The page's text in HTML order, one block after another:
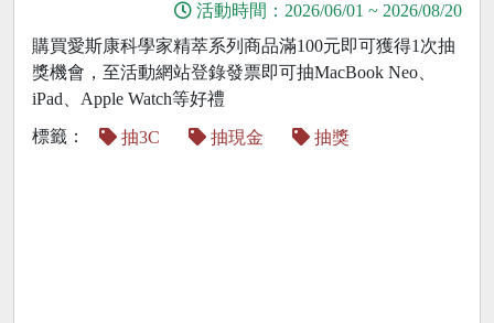
活動時間： 2026/06/01 ~ 2026/08/20
購買愛斯康科學家精萃系列商品滿100元即可獲得1次抽
獎機會，至活動網站登錄發票即可抽MacBook Neo、
iPad、Apple Watch等好禮
標籤：
抽3C 抽現金 抽獎